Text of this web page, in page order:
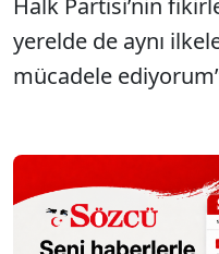
Halk Partisi’nin
yerelde de aynı
mücadele